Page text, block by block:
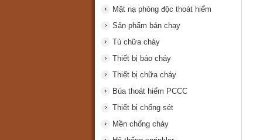
Mặt nạ phòng độc thoát hiểm
Sản phẩm bán chạy
Tủ chữa cháy
Thiết bị báo cháy
Thiết bị chữa cháy
Búa thoát hiểm PCCC
Thiết bị chống sét
Mền chống cháy